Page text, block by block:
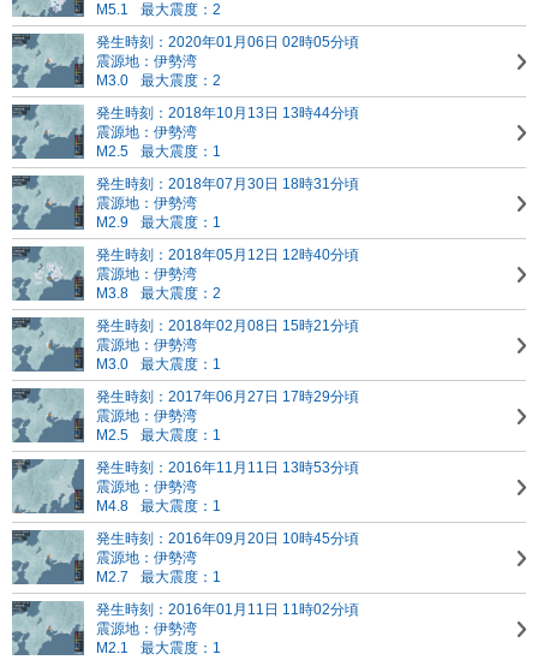
M5.1
最大震度：2
発生時刻：2020年01月06日 02時05分頃
震源地：伊勢湾
M3.0
最大震度：2
発生時刻：2018年10月13日 13時44分頃
震源地：伊勢湾
M2.5
最大震度：1
発生時刻：2018年07月30日 18時31分頃
震源地：伊勢湾
M2.9
最大震度：1
発生時刻：2018年05月12日 12時40分頃
震源地：伊勢湾
M3.8
最大震度：2
発生時刻：2018年02月08日 15時21分頃
震源地：伊勢湾
M3.0
最大震度：1
発生時刻：2017年06月27日 17時29分頃
震源地：伊勢湾
M2.5
最大震度：1
発生時刻：2016年11月11日 13時53分頃
震源地：伊勢湾
M4.8
最大震度：1
発生時刻：2016年09月20日 10時45分頃
震源地：伊勢湾
M2.7
最大震度：1
発生時刻：2016年01月11日 11時02分頃
震源地：伊勢湾
M2.1
最大震度：1